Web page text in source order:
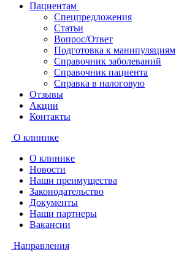
Пациентам
Спецпредложения
Статьи
Вопрос/Ответ
Подготовка к манипуляциям
Справочник заболеваний
Справочник пациента
Справка в налоговую
Отзывы
Акции
Контакты
О клинике
О клинике
Новости
Наши преимущества
Законодательство
Документы
Наши партнеры
Вакансии
Направления